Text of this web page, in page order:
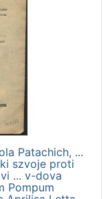
Patachich, ...
szvoje proti
... v-dova
Pompum